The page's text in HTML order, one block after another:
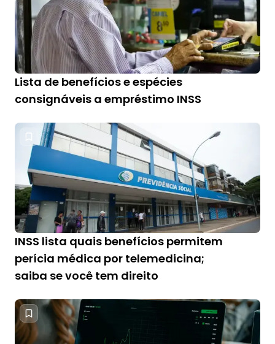
Lista de benefícios e espécies
consignáveis a empréstimo INSS
INSS lista quais benefícios permitem
perícia médica por telemedicina;
saiba se você tem direito